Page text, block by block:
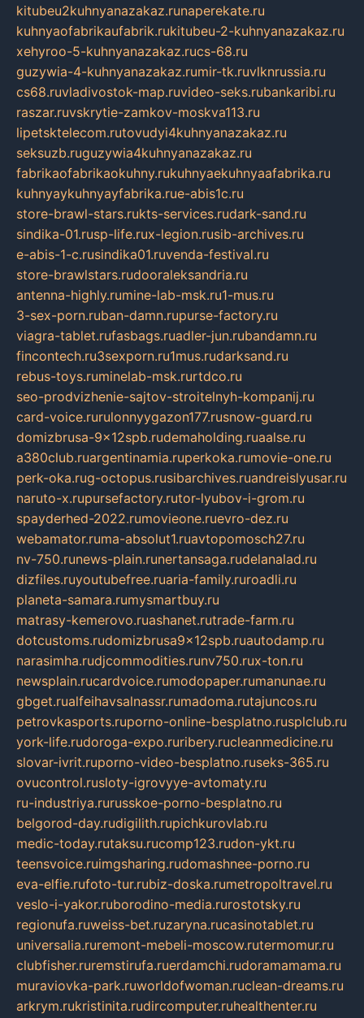
kitubeu2kuhnyanazakaz.runaperekate.ru
kuhnyaofabrikaufabrik.rukitubeu-2-kuhnyanazakaz.ru
xehyroo-5-kuhnyanazakaz.rucs-68.ru
guzywia-4-kuhnyanazakaz.rumir-tk.ruvlknrussia.ru
cs68.ruvladivostok-map.ruvideo-seks.rubankaribi.ru
raszar.ruvskrytie-zamkov-moskva113.ru
lipetsktelecom.rutovudyi4kuhnyanazakaz.ru
seksuzb.ruguzywia4kuhnyanazakaz.ru
fabrikaofabrikaokuhny.rukuhnyaekuhnyaafabrika.ru
kuhnyaykuhnyayfabrika.rue-abis1c.ru
store-brawl-stars.rukts-services.rudark-sand.ru
sindika-01.rusp-life.rux-legion.rusib-archives.ru
e-abis-1-c.rusindika01.ruvenda-festival.ru
store-brawlstars.rudooraleksandria.ru
antenna-highly.rumine-lab-msk.ru1-mus.ru
3-sex-porn.ruban-damn.rupurse-factory.ru
viagra-tablet.rufasbags.ruadler-jun.rubandamn.ru
fincontech.ru3sexporn.ru1mus.rudarksand.ru
rebus-toys.ruminelab-msk.rurtdco.ru
seo-prodvizhenie-sajtov-stroitelnyh-kompanij.ru
card-voice.rurulonnyygazon177.rusnow-guard.ru
domizbrusa-9x12spb.rudemaholding.ruaalse.ru
a380club.ruargentinamia.ruperkoka.rumovie-one.ru
perk-oka.rug-octopus.rusibarchives.ruandreislyusar.ru
naruto-x.rupursefactory.rutor-lyubov-i-grom.ru
spayderhed-2022.rumovieone.ruevro-dez.ru
webamator.ruma-absolut1.ruavtopomosch27.ru
nv-750.runews-plain.runertansaga.rudelanalad.ru
dizfiles.ruyoutubefree.ruaria-family.ruroadli.ru
planeta-samara.rumysmartbuy.ru
matrasy-kemerovo.ruashanet.rutrade-farm.ru
dotcustoms.rudomizbrusa9x12spb.ruautodamp.ru
narasimha.rudjcommodities.runv750.rux-ton.ru
newsplain.rucardvoice.rumodopaper.rumanunae.ru
gbget.rualfeihavsalnassr.rumadoma.rutajuncos.ru
petrovkasports.ruporno-online-besplatno.rusplclub.ru
york-life.rudoroga-expo.ruribery.rucleanmedicine.ru
slovar-ivrit.ruporno-video-besplatno.ruseks-365.ru
ovucontrol.rusloty-igrovyye-avtomaty.ru
ru-industriya.rurusskoe-porno-besplatno.ru
belgorod-day.rudigilith.rupichkurovlab.ru
medic-today.rutaksu.rucomp123.rudon-ykt.ru
teensvoice.ruimgsharing.rudomashnee-porno.ru
eva-elfie.rufoto-tur.rubiz-doska.rumetropoltravel.ru
veslo-i-yakor.ruborodino-media.rurostotsky.ru
regionufa.ruweiss-bet.ruzaryna.rucasinotablet.ru
universalia.ruremont-mebeli-moscow.rutermomur.ru
clubfisher.ruremstirufa.ruerdamchi.rudoramamama.ru
muraviovka-park.ruworldofwoman.ruclean-dreams.ru
arkrym.rukristinita.rudircomputer.ruhealthenter.ru